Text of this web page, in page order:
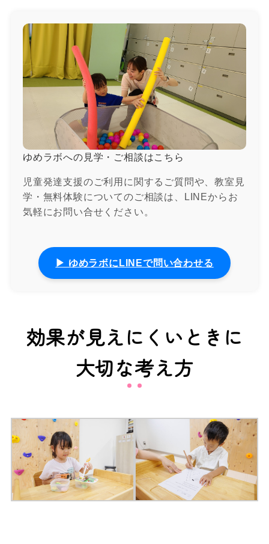
ゆめラボへの見学・ご相談はこちら
児童発達支援のご利用に関するご質問や、教室見
学・無料体験についてのご相談は、LINEからお
気軽にお問い合せください。
▶ ゆめラボにLINEで問い合わせる
効果が見えにくいときに
大切な考え方